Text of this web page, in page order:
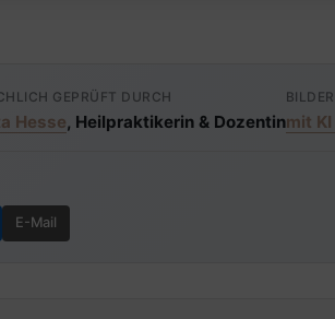
GEPRÜFT DURCH
Hesse, Heilpraktikerin & Dozentin
BILDER
mit
E-Mail